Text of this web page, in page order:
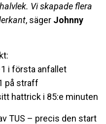
Vi skapade flera
, säger Johnny
i första anfallet
på straff
hattrick i 85:e minuten
TUS – precis den start